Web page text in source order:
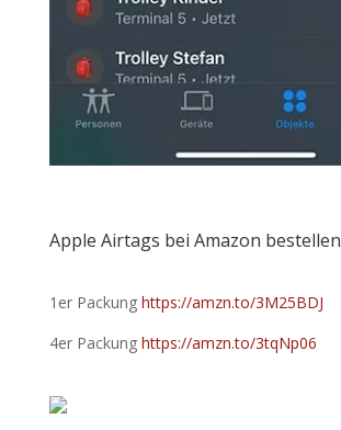
Apple Airtags bei Amazon
1er Packung https://amzn.to/3M25BDJ
4er Packung https://amzn.to/3tqNp06